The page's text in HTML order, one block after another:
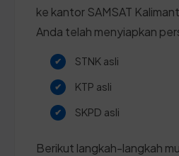
ke kantor SAMSAT
Anda telah menyiapkan
STNK asli
KTP asli
SKPD asli
Berikut langkah-langkah